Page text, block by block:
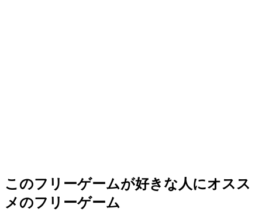
このフリーゲームが好きな人にオスス
メのフリーゲーム